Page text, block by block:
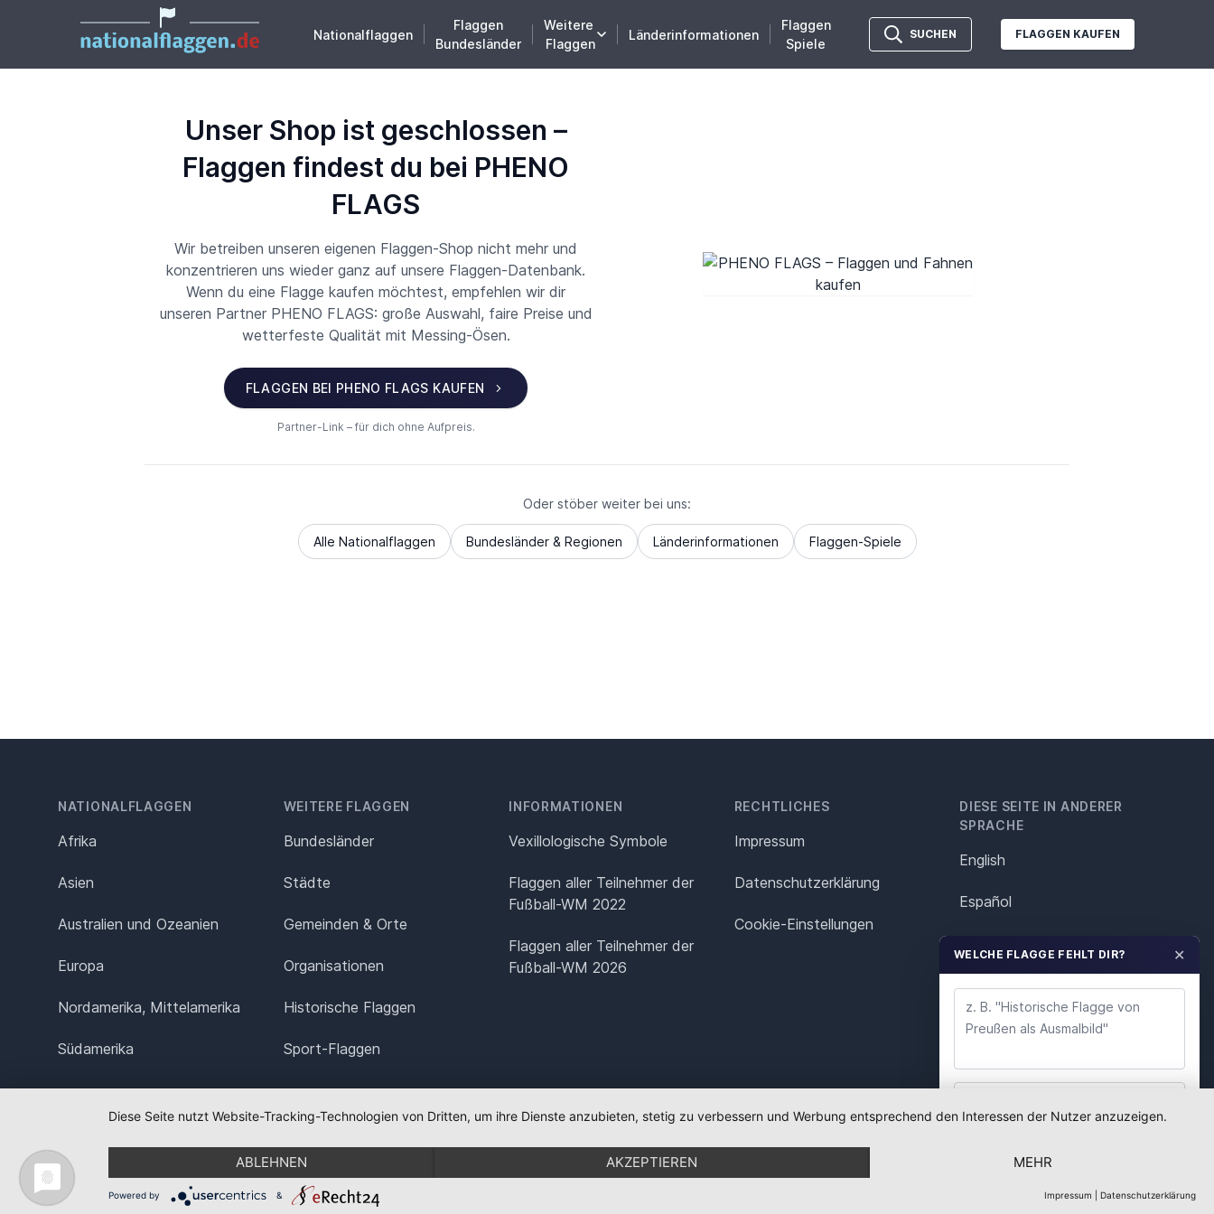
Nationalflaggen
Flaggen
Bundesländer
Weitere
Flaggen
Länderinformationen
Flaggen
Spiele
SUCHEN FLAGGEN KAUFEN
Unser Shop ist geschlossen –
Flaggen findest du bei PHENO
FLAGS
Wir betreiben unseren eigenen Flaggen-Shop nicht mehr und
konzentrieren uns wieder ganz auf unsere Flaggen-Datenbank.
Wenn du eine Flagge kaufen möchtest, empfehlen wir dir
unseren Partner PHENO FLAGS: große Auswahl, faire Preise und
wetterfeste Qualität mit Messing-Ösen.
FLAGGEN BEI PHENO FLAGS KAUFEN
Partner-Link – für dich ohne Aufpreis.
Oder stöber weiter bei uns:
Alle Nationalflaggen Bundesländer & Regionen Länderinformationen Flaggen-Spiele
NATIONALFLAGGEN
Afrika
Asien
Australien und Ozeanien
Europa
Nordamerika, Mittelamerika
Südamerika
WEITERE FLAGGEN
Bundesländer
Städte
Gemeinden & Orte
Organisationen
Historische Flaggen
Sport-Flaggen
INFORMATIONEN
Vexillologische Symbole
Flaggen aller Teilnehmer der
Fußball-WM 2022
Flaggen aller Teilnehmer der
Fußball-WM 2026
RECHTLICHES
Impressum
Datenschutz­erklärung
Cookie-Einstellungen
DIESE SEITE IN ANDERER
SPRACHE
English
Español
Italiano
Polska
Português
Nederlands
WELCHE FLAGGE FEHLT DIR? ✕
Diese Seite nutzt Website-Tracking-Technologien von Dritten, um ihre Dienste anzubieten, stetig zu verbessern und Werbung entsprechend den Interessen der Nutzer anzuzeigen.
ABLEHNEN AKZEPTIEREN MEHR
Powered by & Impressum Datenschutzerklärung